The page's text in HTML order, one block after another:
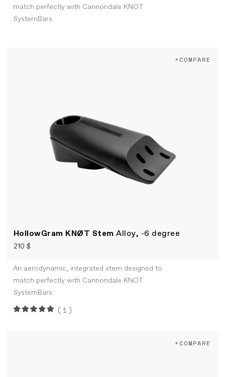
match perfectly with Cannondale KNOT
SystemBars.
HollowGram KNØT StemAlloy, -6 degree
210 $
+COMPARE
An aerodynamic, integrated stem designed to
match perfectly with Cannondale KNOT
SystemBars.
(1)
+COMPARE